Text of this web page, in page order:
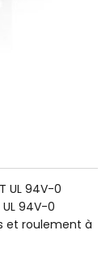
UL 94V-0
94V-0
et roulement à